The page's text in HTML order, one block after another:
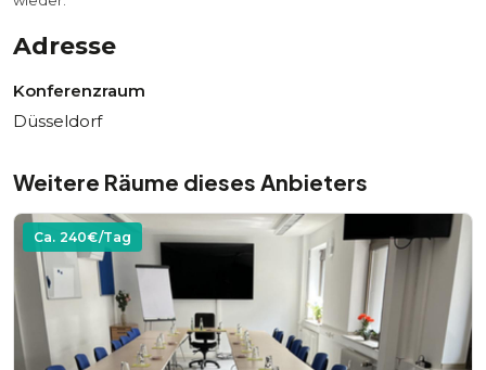
Adresse
Konferenzraum
Düsseldorf
Weitere Räume dieses Anbieters
Ca. 240€/Tag